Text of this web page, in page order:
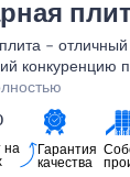
плита –
конкуренцию
на
Гарантия
качества